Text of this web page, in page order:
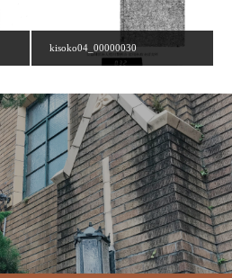
kisoko04_00000030